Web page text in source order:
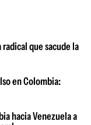
que sacude la
en Colombia:
hacia Venezuela a